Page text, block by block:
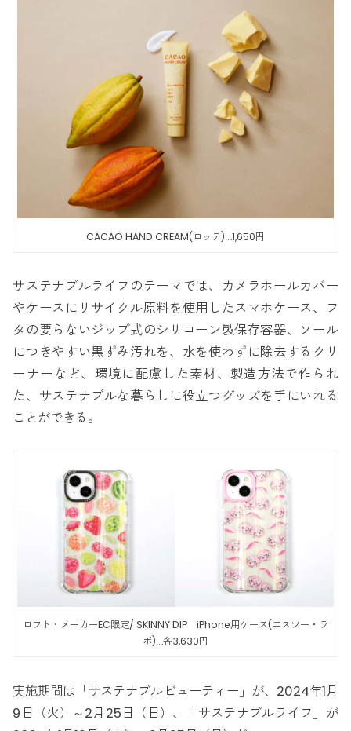
CACAO HAND CREAM(ロッテ) …1,650円
サステナブルライフのテーマでは、カメラホールカバー
やケースにリサイクル原料を使用したスマホケース、フ
タの要らないジップ式のシリコーン製保存容器、ソール
につきやすい黒ずみ汚れを、水を使わずに除去するクリ
ーナーなど、環境に配慮した素材、製造方法で作られ
た、サステナブルな暮らしに役立つグッズを手にいれる
ことができる。
ロフト・メーカーEC限定/ SKINNY DIP iPhone用ケース(エスツー・ラ
ボ) …各3,630円
実施期間は「サステナブルビューティー」が、2024年1月
9日（火）～2月25日（日）、「サステナブルライフ」が